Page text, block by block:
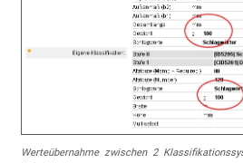
Werteübernahme zwischen 2